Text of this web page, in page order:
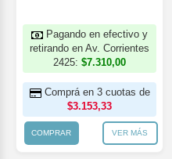
Pagando en efectivo y
retirando en Av. Corrientes
2425: $7.310,00
Comprá en 3 cuotas de
$3.153,33
COMPRAR VER MÁS